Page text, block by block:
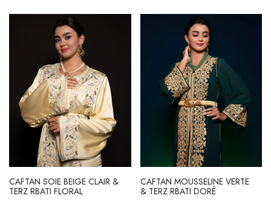
CAFTAN SOIE BEIGE CLAIR &
TERZ RBATI FLORAL
CAFTAN MOUSSELINE VERTE
& TERZ RBATI DORÉ